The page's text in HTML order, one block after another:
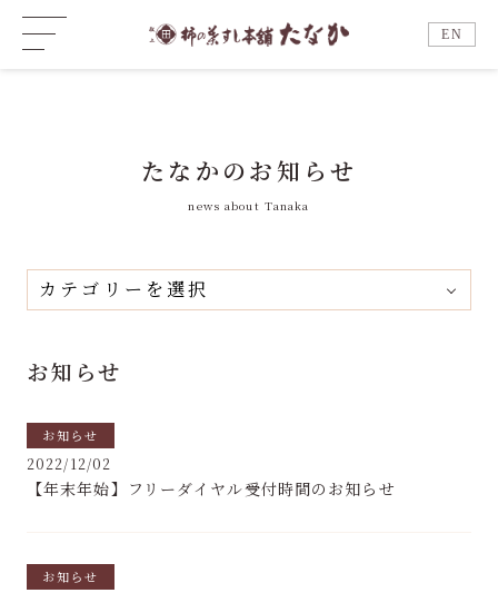
EN
たなかのお知らせ
news about Tanaka
お知らせ
お知らせ
2022/12/02
【年末年始】フリーダイヤル受付時間のお知らせ
お知らせ